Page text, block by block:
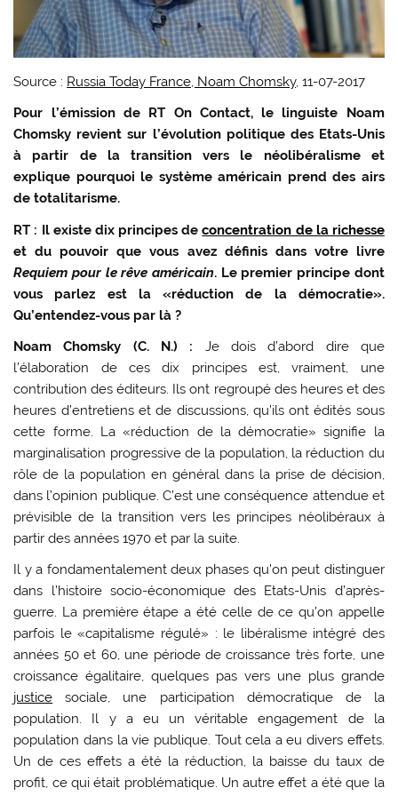
Source : Russia Today France, Noam Chomsky, 11-07-2017
Pour l’émission de RT On Contact, le linguiste Noam
Chomsky revient sur l’évolution politique des Etats-Unis
à partir de la transition vers le néolibéralisme et
explique pourquoi le système américain prend des airs
de totalitarisme.
RT : Il existe dix principes deconcentration de la richesse
et du pouvoir que vous avez définis dans votre livre
Requiem pour le rêve américain. Le premier principe dont
vous parlez est la «réduction de la démocratie».
Qu’entendez-vous par là ?
Noam Chomsky (C. N.) : Je dois d’abord dire que
l’élaboration de ces dix principes est, vraiment, une
contribution des éditeurs. Ils ont regroupé des heures et des
heures d’entretiens et de discussions, qu’ils ont édités sous
cette forme. La «réduction de la démocratie» signifie la
marginalisation progressive de la population, la réduction du
rôle de la population en général dans la prise de décision,
dans l’opinion publique. C’est une conséquence attendue et
prévisible de la transition vers les principes néolibéraux à
partir des années 1970 et par la suite.
Il y a fondamentalement deux phases qu’on peut distinguer
dans l’histoire socio-économique des Etats-Unis d’après-
guerre. La première étape a été celle de ce qu’on appelle
parfois le «capitalisme régulé» : le libéralisme intégré des
années 50 et 60, une période de croissance très forte, une
croissance égalitaire, quelques pas vers une plus grande
justice sociale, une participation démocratique de la
population. Il y a eu un véritable engagement de la
population dans la vie publique. Tout cela a eu divers effets.
Un de ces effets a été la réduction, la baisse du taux de
profit, ce qui était problématique. Un autre effet a été que la